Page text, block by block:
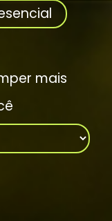
mais